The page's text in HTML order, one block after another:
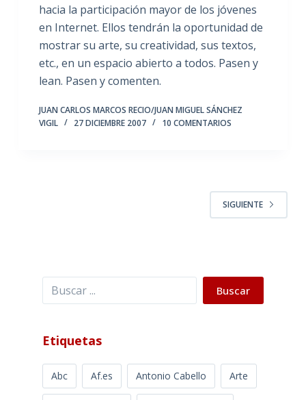
hacia la participación mayor de los jóvenes
en Internet. Ellos tendrán la oportunidad de
mostrar su arte, su creatividad, sus textos,
etc., en un espacio abierto a todos. Pasen y
lean. Pasen y comenten.
JUAN CARLOS MARCOS RECIO/JUAN MIGUEL SÁNCHEZ
VIGIL
27 DICIEMBRE 2007 10 COMENTARIOS
SIGUIENTE
Buscar Buscar
Etiquetas
Abc Af.es Antonio Cabello Arte